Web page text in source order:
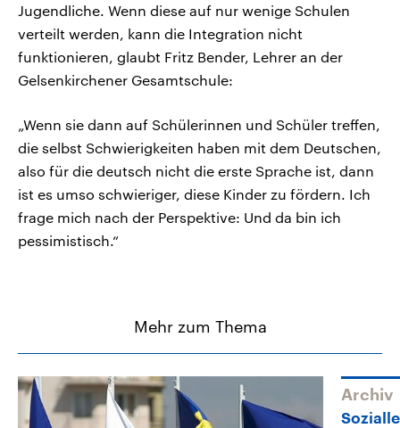
Jugendliche. Wenn diese auf nur wenige Schulen
verteilt werden, kann die Integration nicht
funktionieren, glaubt Fritz Bender, Lehrer an der
Gelsenkirchener Gesamtschule:
„Wenn sie dann auf Schülerinnen und Schüler treffen,
die selbst Schwierigkeiten haben mit dem Deutschen,
also für die deutsch nicht die erste Sprache ist, dann
ist es umso schwieriger, diese Kinder zu fördern. Ich
frage mich nach der Perspektive: Und da bin ich
pessimistisch.“
Mehr zum Thema
Archiv